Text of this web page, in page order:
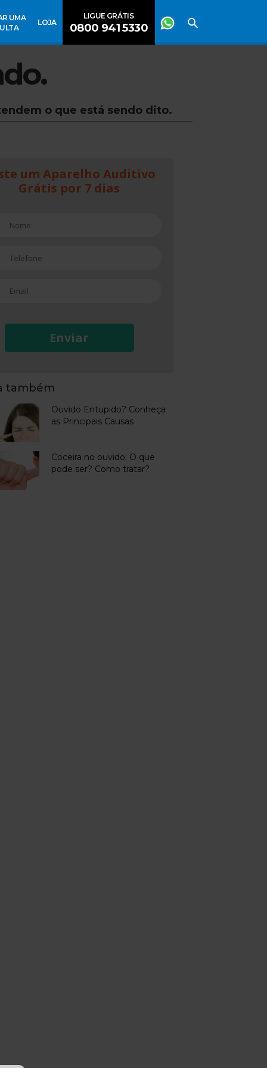
UMA
LOJA
LIGUE GRÁTIS
0800 941 5330
o que está sendo dito.
um Aparelho Auditivo
Grátis por 7 dias
Enviar
também
Ouvido Entupido? Conheça
as Principais Causas
Coceira no ouvido: O que
pode ser? Como tratar?